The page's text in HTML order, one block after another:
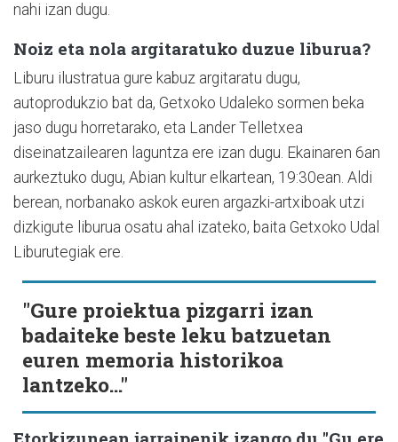
nahi izan dugu.
Noiz eta nola argitaratuko duzue liburua?
Liburu ilustratua gure kabuz argitaratu dugu,
autoprodukzio bat da, Getxoko Udaleko sormen beka
jaso dugu horretarako, eta Lander Telletxea
diseinatzailearen laguntza ere izan dugu. Ekainaren 6an
aurkeztuko dugu, Abian kultur elkartean, 19:30ean. Aldi
berean, norbanako askok euren argazki-artxiboak utzi
dizkigute liburua osatu ahal izateko, baita Getxoko Udal
Liburutegiak ere.
"Gure proiektua pizgarri izan
badaiteke beste leku batzuetan
euren memoria historikoa
lantzeko..."